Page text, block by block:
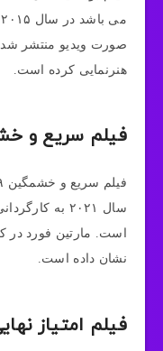
صورت ویدیو منتشر
هنرنمایی کرده است.
فیلم سریع و
سال ۲۰۲۱ به
است. مارتین فورد در
نشان داده است.
فیلم امتیاز